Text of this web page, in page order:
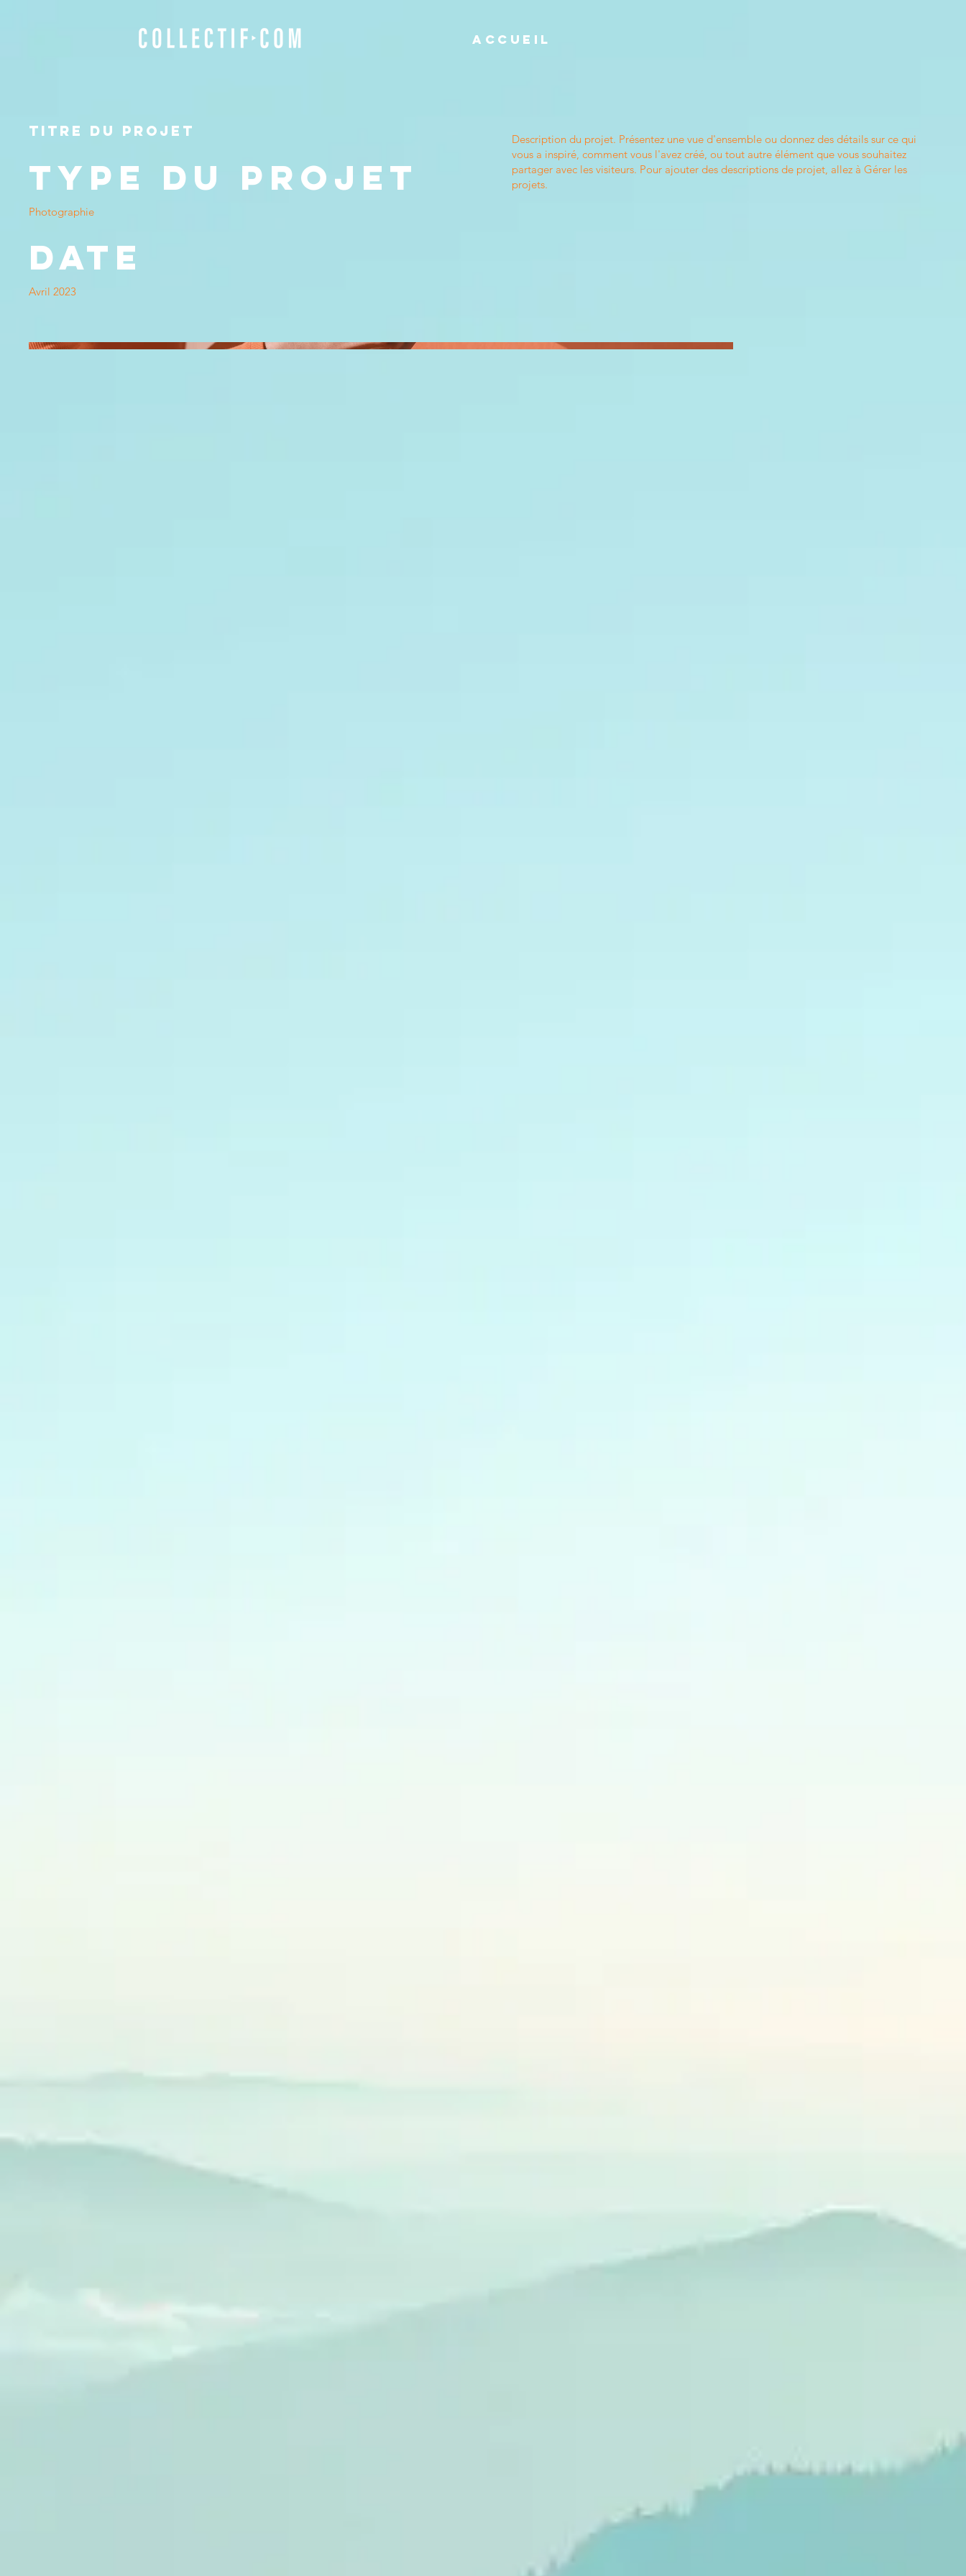
Accueil
Titre du projet
Type du projet
Photographie
Date
Avril 2023
Description du projet. Présentez une vue d'ensemble ou donnez des détails sur ce qui
vous a inspiré, comment vous l'avez créé, ou tout autre élément que vous souhaitez
partager avec les visiteurs. Pour ajouter des descriptions de projet, allez à Gérer les
projets.